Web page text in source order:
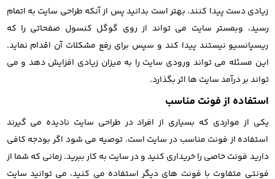
زیادی دست پیدا کنند. بهتر است بدانید پس از آنکه طراحی سایت به اتمام
رسید، وبمستر سایت می تواند از روی گوگل کنسول صفحاتی را که
ریسپانسیو نیستند پیدا کند و سپس برای رفع مشکلات آن اقدام نماید.
این مسئله می تواند ورودی سایت را به میزان زیادی افزایش دهد و می
تواند بر درآمد سایت ها اثر بگذارد.
استفاده از فونت مناسب
یکی از مواردی که بسیاری از افراد در طراحی سایت نادیده می گیرند
استفاده از فونت مناسب در سایت است. توصیه می شود اگر بودجه کافی
دارید فونت خاصی را خریداری کنید و در سایت به کار ببرید. زمانی که شما از
فونتی متفاوت با فونت های دیگر استفاده می کنید، می توانید سایت